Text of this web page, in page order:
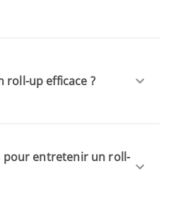
roll-up efficace ?
pour entretenir un roll-